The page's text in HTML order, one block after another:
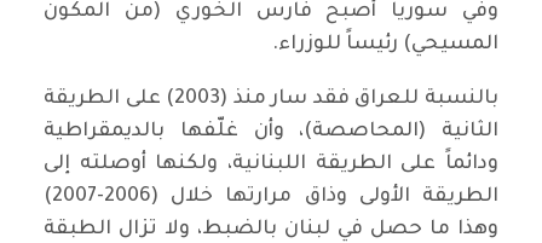
وفي سوريا أصبح فارس الخوري (من المكون
المسيحي) رئيساً للوزراء.
بالنسبة للعراق فقد سار منذ (2003) على الطريقة
الثانية (المحاصصة)، وأن غلّفها بالديمقراطية
ودائماً على الطريقة اللبنانية، ولكنها أوصلته إلى
الطريقة الأولى وذاق مرارتها خلال (2006-2007)
وهذا ما حصل في لبنان بالضبط، ولا تزال الطبقة